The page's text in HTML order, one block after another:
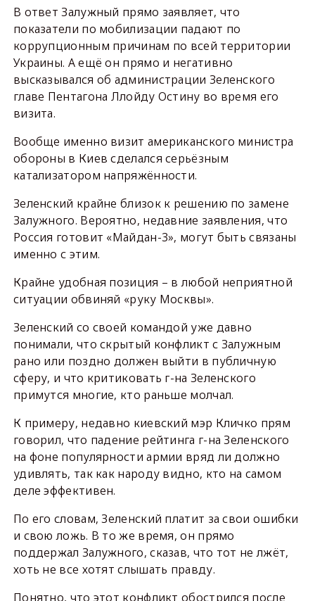
В ответ Залужный прямо заявляет, что
показатели по мобилизации падают по
коррупционным причинам по всей территории
Украины. А ещё он прямо и негативно
высказывался об администрации Зеленского
главе Пентагона Ллойду Остину во время его
визита.
Вообще именно визит американского министра
обороны в Киев сделался серьёзным
катализатором напряжённости.
Зеленский крайне близок к решению по замене
Залужного. Вероятно, недавние заявления, что
Россия готовит «Майдан-3», могут быть связаны
именно с этим.
Крайне удобная позиция – в любой неприятной
ситуации обвиняй «руку Москвы».
Зеленский со своей командой уже давно
понимали, что скрытый конфликт с Залужным
рано или поздно должен выйти в публичную
сферу, и что критиковать г-на Зеленского
примутся многие, кто раньше молчал.
К примеру, недавно киевский мэр Кличко прям
говорил, что падение рейтинга г-на Зеленского
на фоне популярности армии вряд ли должно
удивлять, так как народу видно, кто на самом
деле эффективен.
По его словам, Зеленский платит за свои ошибки
и свою ложь. В то же время, он прямо
поддержал Залужного, сказав, что тот не лжёт,
хоть не все хотят слышать правду.
Понятно, что этот конфликт обострился после